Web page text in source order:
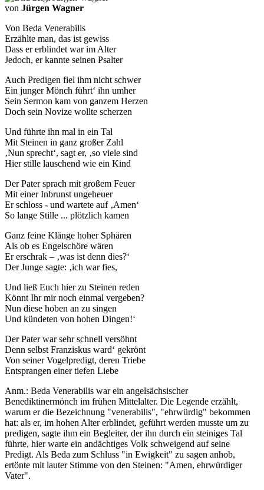
von Jürgen Wagner
Von Beda Venerabilis
Erzählte man, das ist gewiss
Dass er erblindet war im Alter
Jedoch, er kannte seinen Psalter
Auch Predigen fiel ihm nicht schwer
Ein junger Mönch führt‘ ihn umher
Sein Sermon kam von ganzem Herzen
Doch sein Novize wollte scherzen
Und führte ihn mal in ein Tal
Mit Steinen in ganz großer Zahl
‚Nun sprecht‘, sagt er, ‚so viele sind
Hier stille lauschend wie ein Kind
Der Pater sprach mit großem Feuer
Mit einer Inbrunst ungeheuer
Er schloss - und wartete auf ‚Amen‘
So lange Stille ... plötzlich kamen
Ganz feine Klänge hoher Sphären
Als ob es Engelschöre wären
Er erschrak – ‚was ist denn dies?‘
Der Junge sagte: ‚ich war fies,
Und ließ Euch hier zu Steinen reden
Könnt Ihr mir noch einmal vergeben?
Nun diese hoben an zu singen
Und kündeten von hohen Dingen!‘
Der Pater war sehr schnell versöhnt
Denn selbst Franziskus ward‘ gekrönt
Von seiner Vogelpredigt, deren Triebe
Entsprangen einer tiefen Liebe
Anm.: Beda Venerabilis war ein angelsächsischer
Benediktinermönch im frühen Mittelalter. Die Legende erzählt,
warum er die Bezeichnung "venerabilis", "ehrwürdig" bekommen
hat: als er, im hohen Alter erblindet, geführt werden musste um zu
predigen, sagte ihm ein Begleiter, der ihn durch ein steiniges Tal
führte, hier warte ein andächtiges Volk schweigend auf seine
Predigt. Als Beda zum Schluss "in Ewigkeit" zu sagen anhob,
ertönte mit lauter Stimme von den Steinen: "Amen, ehrwürdiger
Vater".